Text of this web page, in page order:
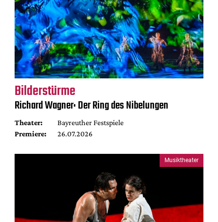
Bilderstürme
Richard Wagner: Der Ring des Nibelungen
Theater:
Bayreuther Festspiele
Premiere:
26.07.2026
Musiktheater